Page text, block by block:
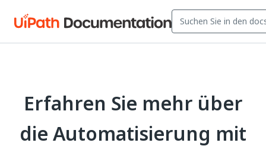
Erfahren Sie mehr über
die Automatisierung mit